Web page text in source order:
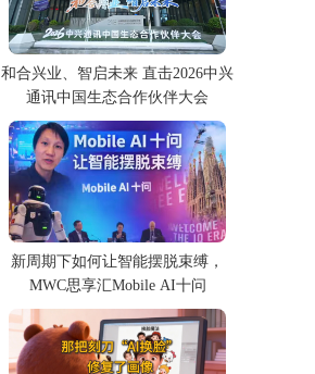
和合兴业、智启未来 直击2026中兴
通讯中国生态合作伙伴大会
新周期下如何让智能摆脱束缚，
MWC思享汇Mobile AI十问